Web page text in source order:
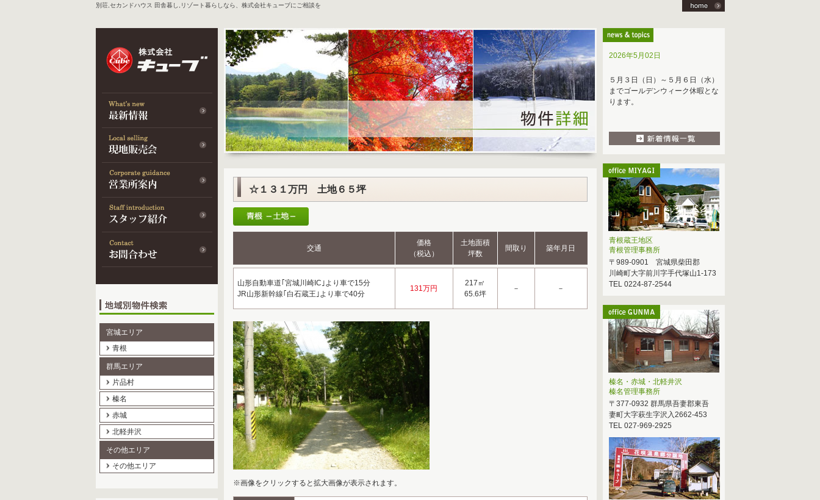
別荘,セカンドハウス 田舎暮し,リゾート暮らしなら、株式会社キューブにご相談を
宮城エリア
青根
群馬エリア
片品村
榛名
赤城
北軽井沢
その他エリア
その他エリア
☆１３１万円 土地６５坪
交通
価格
（税込）
土地面積
坪数
間取り 築年月日
山形自動車道｢宮城川崎IC｣より車で15分
JR山形新幹線｢白石蔵王｣より車で40分
131万円
217㎡
65.6坪
－ －
※画像をクリックすると拡大画像が表示されます。
2026年5月02日
５月３日（日）～５月６日（水）
までゴールデンウィーク休暇とな
ります。
青根蔵王地区
青根管理事務所
〒989-0901 宮城県柴田郡
川崎町大字前川字手代塚山1-173
TEL 0224-87-2544
榛名・赤城・北軽井沢
榛名管理事務所
〒377-0932 群馬県吾妻郡東吾
妻町大字萩生字沢入2662-453
TEL 027-969-2925